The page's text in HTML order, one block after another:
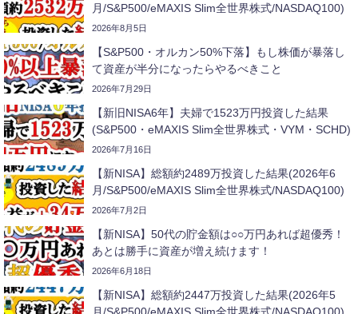
月/S&P500/eMAXIS Slim全世界株式/NASDAQ100)
2026年8月5日
【S&P500・オルカン50%下落】もし株価が暴落し
て資産が半分になったらやるべきこと
2026年7月29日
【新旧NISA6年】夫婦で1523万円投資した結果
(S&P500・eMAXIS Slim全世界株式・VYM・SCHD)
2026年7月16日
【新NISA】総額約2489万投資した結果(2026年6
月/S&P500/eMAXIS Slim全世界株式/NASDAQ100)
2026年7月2日
【新NISA】50代の貯金額は○○万円あれば超優秀！
あとは勝手に資産が増え続けます！
2026年6月18日
【新NISA】総額約2447万投資した結果(2026年5
月/S&P500/eMAXIS Slim全世界株式/NASDAQ100)